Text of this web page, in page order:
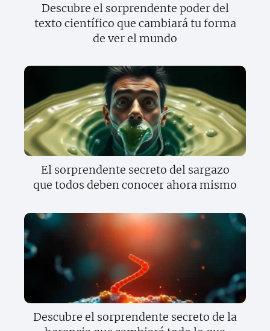
Descubre el sorprendente poder del
texto científico que cambiará tu forma
de ver el mundo
El sorprendente secreto del sargazo
que todos deben conocer ahora mismo
Descubre el sorprendente secreto de la